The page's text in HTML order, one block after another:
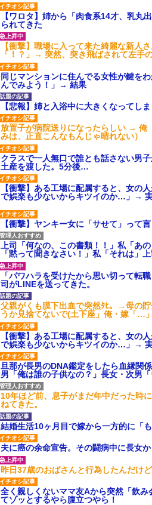
【ワロタ】姉から「肉食系14才、乳丸
られてきた
【衝撃】職場に入って来た綺麗な新人
「！？」→ 突然、突き飛ばされて左手
同じマンションに住んでる女性が鍵を
んでみよう！」→ 結果
【悲報】姉と入浴中に大きくなってし
放置子が病院送りになったらしい → 俺
みは、正直こんなもんじゃ晴れない）
クラスで一人無口で誰とも話さない男
土産を渡した。5分後…
【衝撃】ある工場に配属すると、女の
で娯楽も少ないからキツイのか…」→
【衝撃】ヤンキー女に「サせて」って
上司「何なの、この書類！！」私「あ
「黙って聞きなさい！」私「それは」
「パワハラを受けたから思い切って転
司がLINEを送ってきた。
父親がくも膜下出血で突然ﾀﾋ。→母の
うか見捨てないで(土下座」俺・嫁「…」
【衝撃】ある工場に配属すると、女の
で娯楽も少ないからキツイのか…」→
旦那が長男のDNA鑑定をしたら血縁関
男「俺は誰の子供なの？」長女・次男「
10年ほど前、息子がまだ年中だった時
ねてきた。
結婚生活10ヶ月目で嫁から一方的に「
夫に癌の余命宣告。その闘病中に長女
昨日37歳のおばさんと行為したんだけ
全く親しくないママ友Aから突然「飲
てゾッとするやら腹立つやら！